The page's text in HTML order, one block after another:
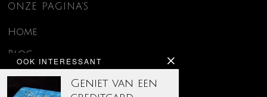
OOK INTERESSANT
Geniet van een
ONZE PAGINA’S
Home
Blog
Contact